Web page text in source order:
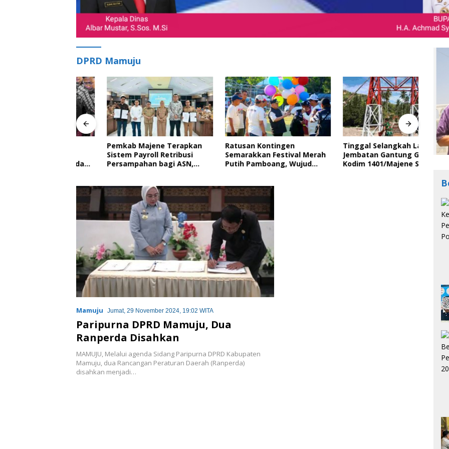
DPRD Mamuju
Pemkab Majene Terapkan
Sistem Payroll Retribusi
Persampahan bagi ASN,
Ratusan Kontingen
Semarakkan Festival Merah
Putih Pamboang, Wujud
Tinggal Selangkah Lagi,
Jembatan Gantung Garuda
Kodim 1401/Majene Siap
Mamuju Jumat, 29 November 2024, 19:02 WITA
Paripurna DPRD Mamuju, Dua
Ranperda Disahkan
MAMUJU, Melalui agenda Sidang Paripurna DPRD Kabupaten
Mamuju, dua Rancangan Peraturan Daerah (Ranperda)
disahkan menjadi…